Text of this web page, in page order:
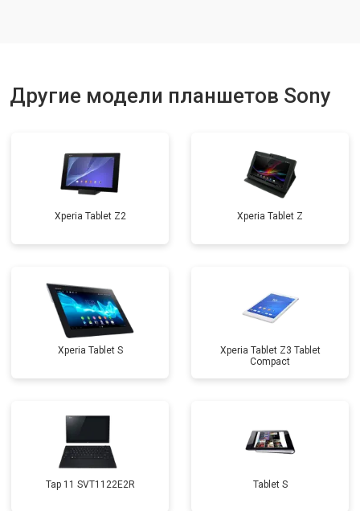
Другие модели планшетов Sony
Xperia Tablet Z2 Xperia Tablet Z
Xperia Tablet S
Xperia Tablet Z3 Tablet
Compact
Tap 11 SVT1122E2R Tablet S